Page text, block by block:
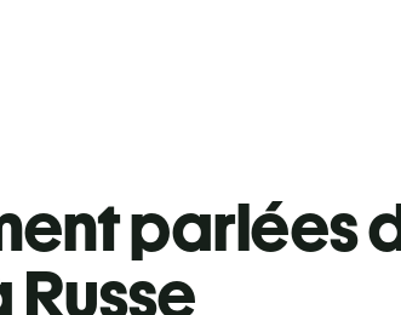
parlées
Russe